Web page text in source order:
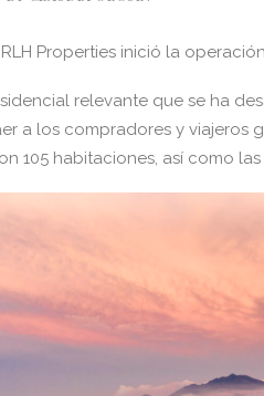
Properties inició la
relevante que se ha
a los compradores y viajeros
105 habitaciones, así como